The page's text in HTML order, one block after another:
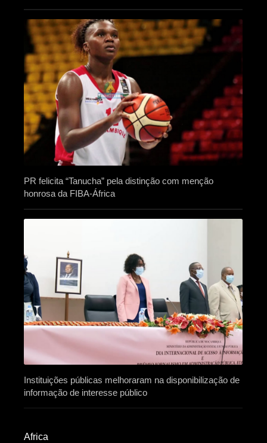
PR felicita “Tanucha” pela distinção com menção
honrosa da FIBA-África
Instituições públicas melhoraram na disponibilização de
informação de interesse público
Africa​